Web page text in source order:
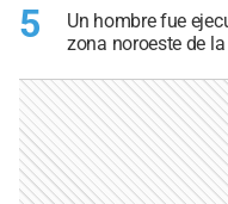
5
Un hombre fue
zona noroeste de